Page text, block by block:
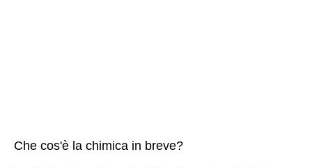
Che cos'è la chimica in breve?